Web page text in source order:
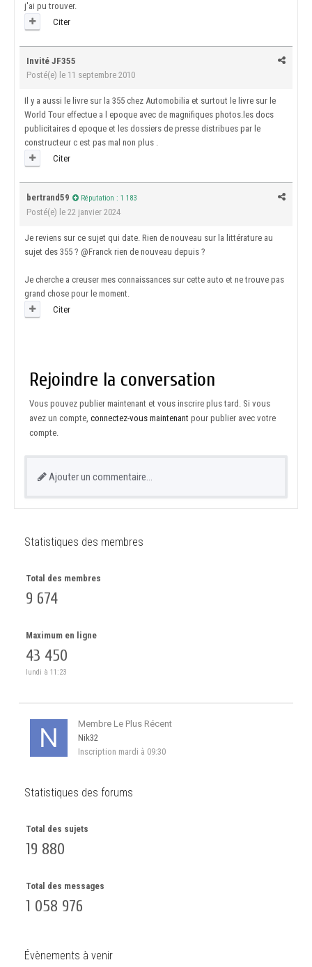
j'ai pu trouver.
Citer
Invité JF355
Posté(e) le 11 septembre 2010
Il y a aussi le livre sur la 355 chez Automobilia et surtout le livre sur le
World Tour effectue a l epoque avec de magnifiques photos.les docs
publicitaires d epoque et les dossiers de presse distribues par le
constructeur c est pas mal non plus .
Citer
bertrand59 Réputation : 1 183
Posté(e) le 22 janvier 2024
Je reviens sur ce sujet qui date. Rien de nouveau sur la littérature au
sujet des 355 ? @Franck rien de nouveau depuis ?
Je cherche a creuser mes connaissances sur cette auto et ne trouve pas
grand chose pour le moment.
Citer
Rejoindre la conversation
Vous pouvez publier maintenant et vous inscrire plus tard. Si vous
avez un compte, connectez-vous maintenant pour publier avec votre
compte.
Ajouter un commentaire…
Statistiques des membres
Total des membres
9 674
Maximum en ligne
43 450
lundi à 11:23
Membre Le Plus Récent
Nik32
Inscription mardi à 09:30
Statistiques des forums
Total des sujets
19 880
Total des messages
1 058 976
Évènements à venir